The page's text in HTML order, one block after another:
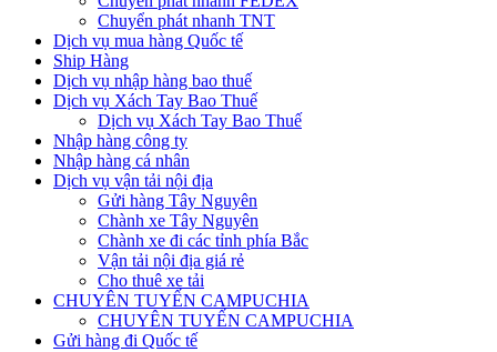
Chuyển phát nhanh TNT
Dịch vụ mua hàng Quốc tế
Ship Hàng
Dịch vụ nhập hàng bao thuế
Dịch vụ Xách Tay Bao Thuế
Dịch vụ Xách Tay Bao Thuế
Nhập hàng công ty
Nhập hàng cá nhân
Dịch vụ vận tải nội địa
Gửi hàng Tây Nguyên
Chành xe Tây Nguyên
Chành xe đi các tỉnh phía Bắc
Vận tải nội địa giá rẻ
Cho thuê xe tải
CHUYÊN TUYẾN CAMPUCHIA
CHUYÊN TUYẾN CAMPUCHIA
Gửi hàng đi Quốc tế